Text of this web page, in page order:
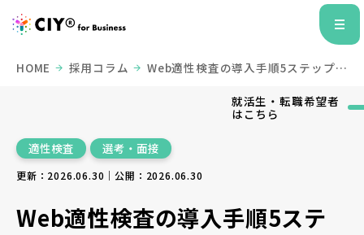
HOME 採用コラム
Web適性検査の導入手順5ステップ –
就活生・転職希望者
はこちら
適性検査 選考・面接
更新：2026.06.30｜公開：2026.06.30
Web適性検査の導入手順5ステ